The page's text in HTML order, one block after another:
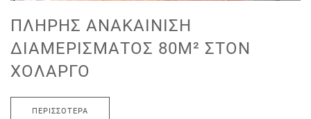
ΠΛΉΡΗΣ ΑΝΑΚΑΊΝΙΣΗ
ΔΙΑΜΕΡΊΣΜΑΤΟΣ 80M² ΣΤΟΝ
ΧΟΛΑΡΓΌ
ΠΕΡΙΣΣΌΤΕΡΑ